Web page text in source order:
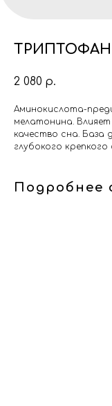
ТРИПТОФАН
2 080 р.
Аминокислота-
мелатонина.
качество сна. База
глубокого крепкого
Подробнее